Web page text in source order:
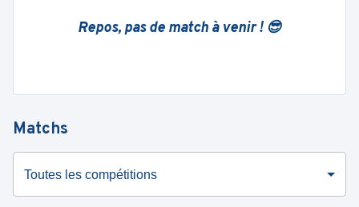
Repos, pas de match à venir ! 😎
Matchs
Toutes les compétitions